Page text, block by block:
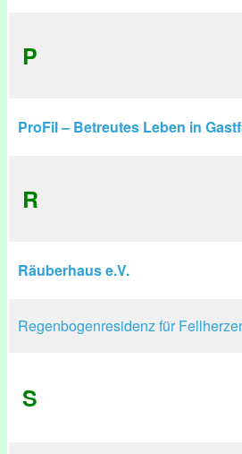
P
ProFil – Betreutes Leben in
R
Räuberhaus e.V.
Regenbogenresidenz für
S